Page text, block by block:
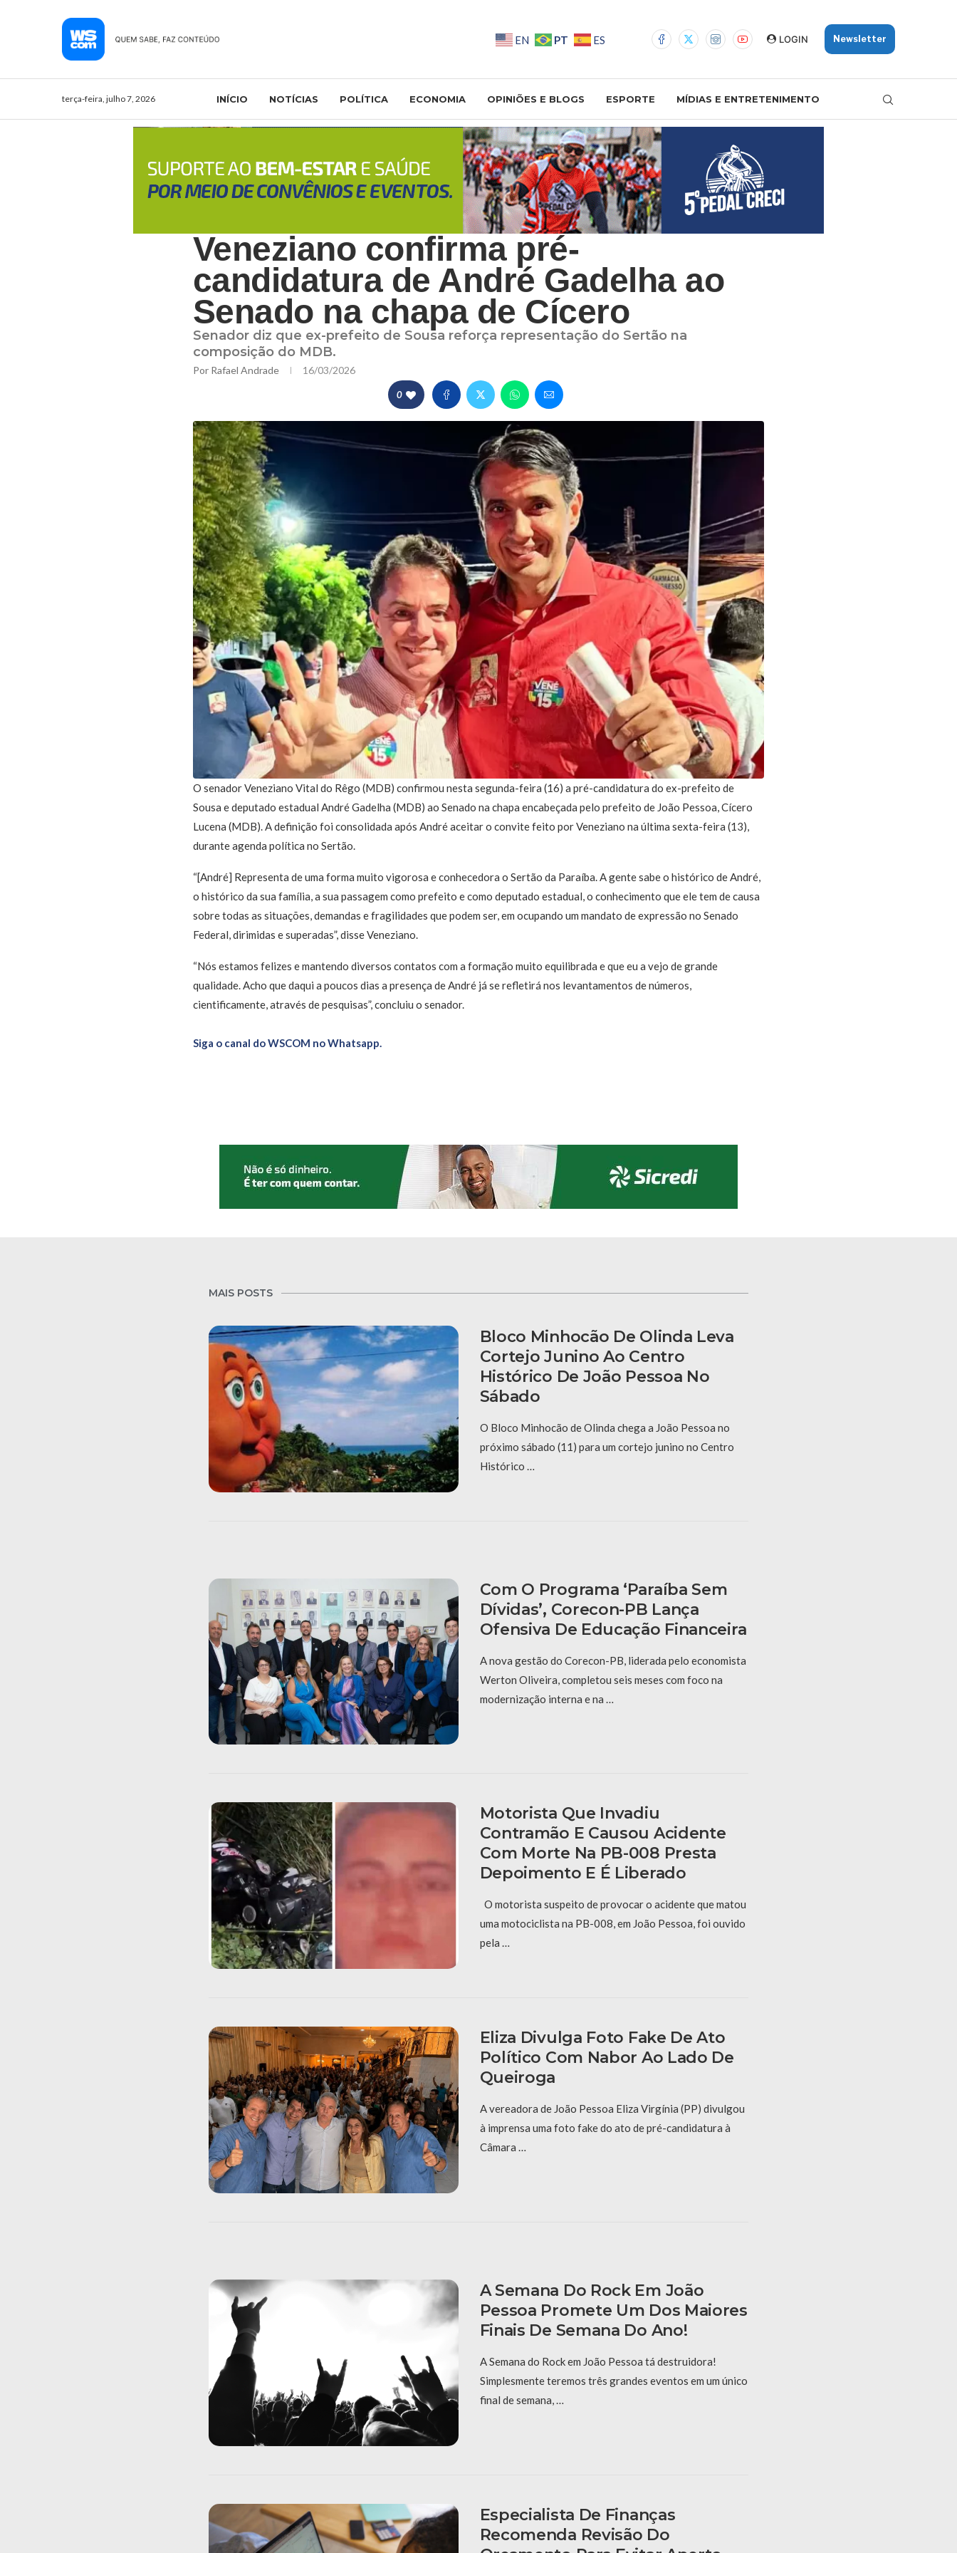
EN PT ES LOGIN Newsletter
terça-feira, julho 7, 2026 INÍCIO NOTÍCIAS POLÍTICA ECONOMIA OPINIÕES E BLOGS ESPORTE MÍDIAS E ENTRETENIMENTO
Veneziano confirma pré-
candidatura de André Gadelha ao
Senado na chapa de Cícero
Senador diz que ex-prefeito de Sousa reforça representação do Sertão na
composição do MDB.
Por Rafael Andrade 16/03/2026
0
O senador Veneziano Vital do Rêgo (MDB) confirmou nesta segunda-feira (16) a pré-candidatura do ex-prefeito de
Sousa e deputado estadual André Gadelha (MDB) ao Senado na chapa encabeçada pelo prefeito de João Pessoa, Cícero
Lucena (MDB). A definição foi consolidada após André aceitar o convite feito por Veneziano na última sexta-feira (13),
durante agenda política no Sertão.
“[André] Representa de uma forma muito vigorosa e conhecedora o Sertão da Paraíba. A gente sabe o histórico de André,
o histórico da sua família, a sua passagem como prefeito e como deputado estadual, o conhecimento que ele tem de causa
sobre todas as situações, demandas e fragilidades que podem ser, em ocupando um mandato de expressão no Senado
Federal, dirimidas e superadas”, disse Veneziano.
“Nós estamos felizes e mantendo diversos contatos com a formação muito equilibrada e que eu a vejo de grande
qualidade. Acho que daqui a poucos dias a presença de André já se refletirá nos levantamentos de números,
cientificamente, através de pesquisas”, concluiu o senador.
Siga o canal do WSCOM no Whatsapp.
MAIS POSTS
Bloco Minhocão De Olinda Leva
Cortejo Junino Ao Centro
Histórico De João Pessoa No
Sábado
O Bloco Minhocão de Olinda chega a João Pessoa no
próximo sábado (11) para um cortejo junino no Centro
Histórico …
Com O Programa ‘Paraíba Sem
Dívidas’, Corecon-PB Lança
Ofensiva De Educação Financeira
A nova gestão do Corecon-PB, liderada pelo economista
Werton Oliveira, completou seis meses com foco na
modernização interna e na …
Motorista Que Invadiu
Contramão E Causou Acidente
Com Morte Na PB-008 Presta
Depoimento E É Liberado
O motorista suspeito de provocar o acidente que matou
uma motociclista na PB-008, em João Pessoa, foi ouvido
pela …
Eliza Divulga Foto Fake De Ato
Político Com Nabor Ao Lado De
Queiroga
A vereadora de João Pessoa Eliza Virgínia (PP) divulgou
à imprensa uma foto fake do ato de pré-candidatura à
Câmara …
A Semana Do Rock Em João
Pessoa Promete Um Dos Maiores
Finais De Semana Do Ano!
A Semana do Rock em João Pessoa tá destruidora!
Simplesmente teremos três grandes eventos em um único
final de semana, …
Especialista De Finanças
Recomenda Revisão Do